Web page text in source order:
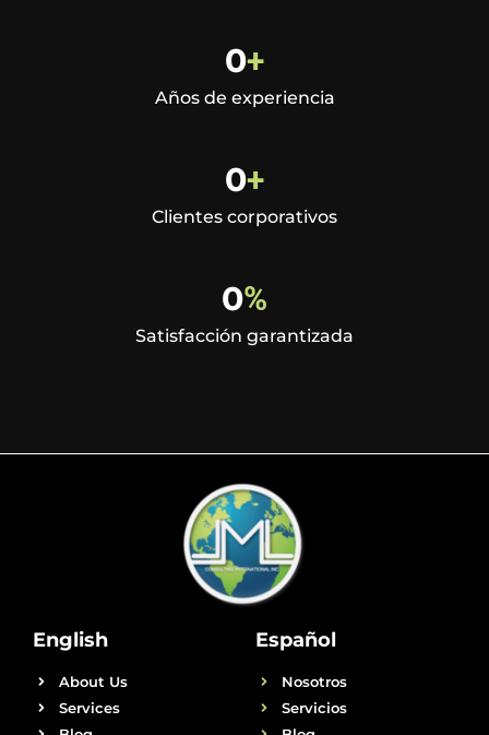
0+
Años de experiencia
0+
Clientes corporativos
0%
Satisfacción garantizada
English
About Us
Services
Español
Nosotros
Servicios